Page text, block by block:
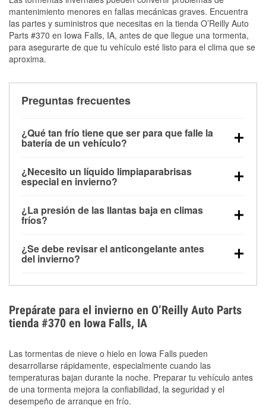
mantenimiento menores en fallas mecánicas graves. Encuentra
las partes y suministros que necesitas en la tienda O’Reilly Auto
Parts #370 en Iowa Falls, IA, antes de que llegue una tormenta,
para asegurarte de que tu vehículo esté listo para el clima que se
aproxima.
Preguntas frecuentes
¿Qué tan frío tiene que ser para que falle la
batería de un vehículo?
debajo de los 32 °F y puede perder hasta la mitad de
su potencia de arranque cerca de los 0 °F, lo que
arranque.
¿Necesito un líquido limpiaparabrisas
especial en invierno?
la congelación y ayuda a disolver la sal y la nieve
derretida en la carretera para mejorar la visibilidad.
¿La presión de las llantas baja en climas
fríos?
alrededor de 1 PSI por cada 10 °F que baja la
temperatura. Puedes obtener más información sobre
¿Se debe revisar el anticongelante antes
del invierno?
el sobrecalentamiento en condiciones de frío
extremo. Aprende cómo comprobar la protección
anticongelante en nuestra sección How-To.
Prepárate para el invierno en O’Reilly Auto Parts
tienda #370 en Iowa Falls, IA
Las tormentas de nieve o hielo en Iowa Falls pueden
desarrollarse rápidamente, especialmente cuando las
temperaturas bajan durante la noche. Preparar tu vehículo antes
de una tormenta mejora la confiabilidad, la seguridad y el
desempeño de arranque en frío.